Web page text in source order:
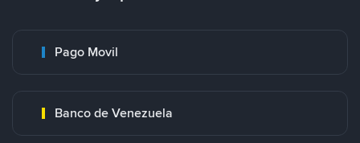
Pago Movil
Banco de Venezuela